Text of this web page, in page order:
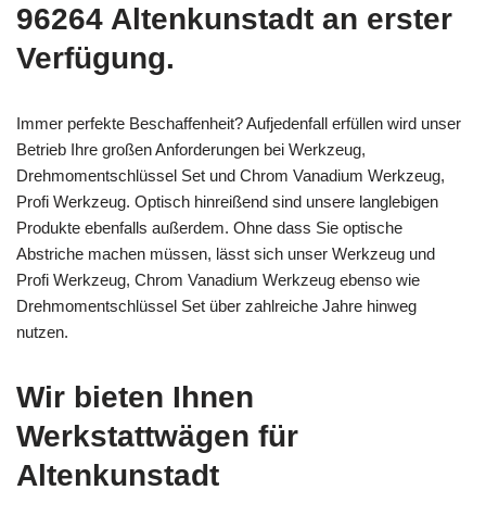
96264 Altenkunstadt an erster
Verfügung.
Immer perfekte Beschaffenheit? Aufjedenfall erfüllen wird unser
Betrieb Ihre großen Anforderungen bei Werkzeug,
Drehmomentschlüssel Set und Chrom Vanadium Werkzeug,
Profi Werkzeug. Optisch hinreißend sind unsere langlebigen
Produkte ebenfalls außerdem. Ohne dass Sie optische
Abstriche machen müssen, lässt sich unser Werkzeug und
Profi Werkzeug, Chrom Vanadium Werkzeug ebenso wie
Drehmomentschlüssel Set über zahlreiche Jahre hinweg
nutzen.
Wir bieten Ihnen
Werkstattwägen für
Altenkunstadt